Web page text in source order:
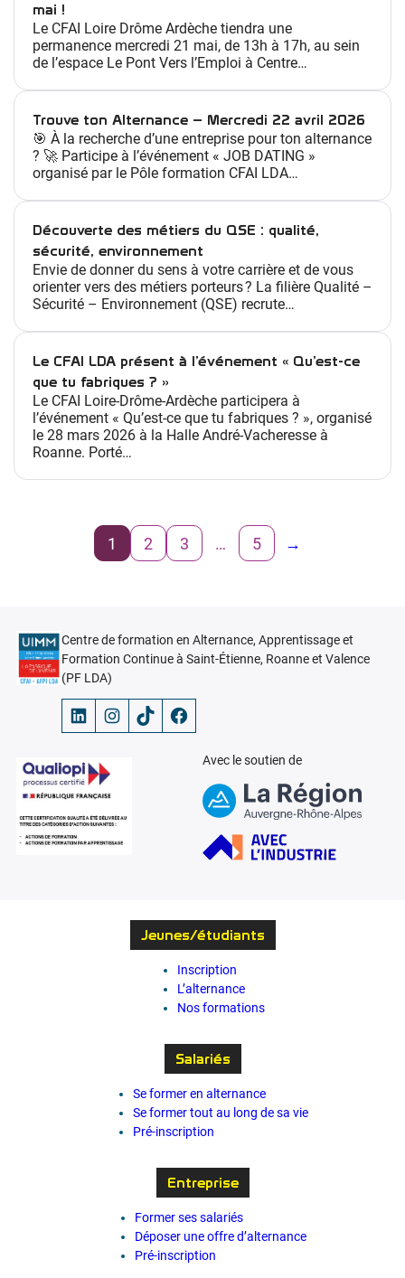
n
s
mai !
Le CFAI Loire Drôme Ardèche tiendra une
permanence mercredi 21 mai, de 13h à 17h, au sein
de l’espace Le Pont Vers l’Emploi à Centre…
Trouve ton Alternance – Mercredi 22 avril 2026
🎯 À la recherche d’une entreprise pour ton alternance
? 🚀 Participe à l’événement « JOB DATING »
organisé par le Pôle formation CFAI LDA…
Découverte des métiers du QSE : qualité,
sécurité, environnement
Envie de donner du sens à votre carrière et de vous
orienter vers des métiers porteurs ? La filière Qualité –
Sécurité – Environnement (QSE) recrute…
Le CFAI LDA présent à l’événement « Qu’est-ce
que tu fabriques ? »
Le CFAI Loire-Drôme-Ardèche participera à
l’événement « Qu’est-ce que tu fabriques ? », organisé
le 28 mars 2026 à la Halle André-Vacheresse à
Roanne. Porté…
1 2 3 … 5 →
Centre de formation en Alternance, Apprentissage et
Formation Continue à Saint-Étienne, Roanne et Valence
(PF LDA)
LinkedIn Instagram TikTok Facebook
Avec le soutien de
Jeunes/étudiants
Inscription
L’alternance
Nos formations
Salariés
Se former en alternance
Se former tout au long de sa vie
Pré-inscription
Entreprise
Former ses salariés
Déposer une offre d’alternance
Pré-inscription